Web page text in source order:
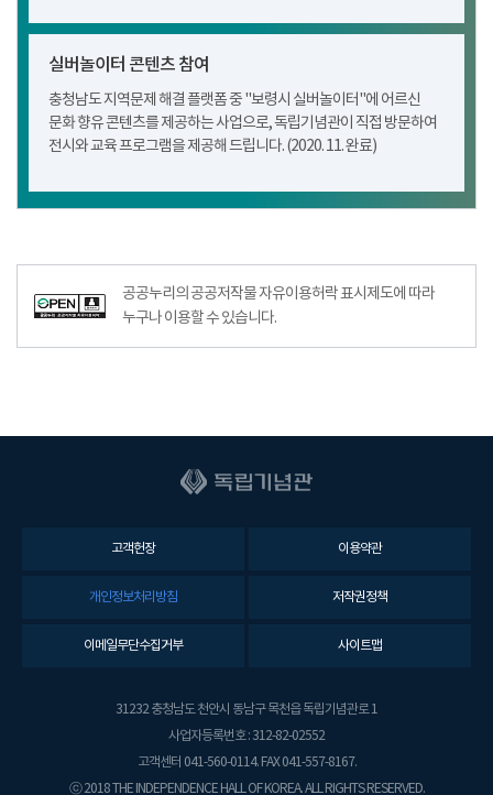
실버놀이터 콘텐츠 참여
충청남도 지역문제 해결 플랫폼 중 "보령시 실버놀이터"에 어르신
문화 향유 콘텐츠를 제공하는 사업으로, 독립기념관이 직접 방문하여
전시와 교육 프로그램을 제공해 드립니다. (2020. 11. 완료)
공공누리공공저작물자유이용허락–출처표시이미지
공공누리의 공공저작물 자유이용허락 표시제도에 따라
누구나 이용할 수 있습니다.
고객헌장 이용약관
개인정보처리방침 저작권정책
이메일무단수집거부 사이트맵
31232 충청남도 천안시 동남구 목천읍 독립기념관로 1
사업자등록번호 : 312-82-02552
고객센터 041-560-0114. FAX 041-557-8167.
ⓒ 2018 THE INDEPENDENCE HALL OF KOREA. ALL RIGHTS RESERVED.